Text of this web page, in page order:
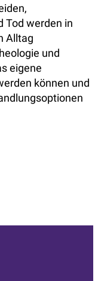
Tod werden in
Alltag
und
eigene
können und